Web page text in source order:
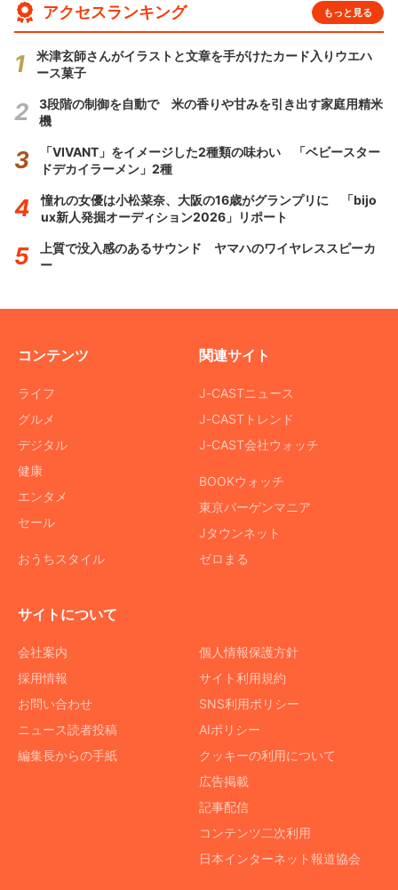
アクセスランキング もっと見る
米津玄師さんがイラストと文章を手がけたカード入りウエハ
ース菓子
3段階の制御を自動で 米の香りや甘みを引き出す家庭用精米
機
「VIVANT」をイメージした2種類の味わい 「ベビースター
ドデカイラーメン」2種
憧れの女優は小松菜奈、大阪の16歳がグランプリに 「bijo
ux新人発掘オーディション2026」リポート
上質で没入感のあるサウンド ヤマハのワイヤレススピーカ
ー
コンテンツ
ライフ
グルメ
デジタル
健康
エンタメ
セール
おうちスタイル
関連サイト
J-CASTニュース
J-CASTトレンド
J-CAST会社ウォッチ
BOOKウォッチ
東京バーゲンマニア
Jタウンネット
ゼロまる
サイトについて
会社案内
採用情報
お問い合わせ
ニュース読者投稿
編集長からの手紙
個人情報保護方針
サイト利用規約
SNS利用ポリシー
AIポリシー
クッキーの利用について
広告掲載
記事配信
コンテンツ二次利用
日本インターネット報道協会